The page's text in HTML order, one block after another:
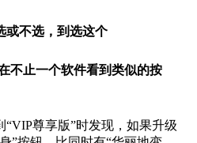
或不选，到选这个
不止一个软件看到类似的按
尊享版”时发现，如果升级